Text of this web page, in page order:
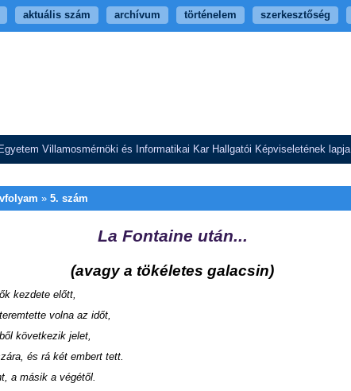
aktuális szám archívum történelem szerkesztőség
Villamosmérnöki és Informatikai Kar Hallgatói Képviseletének lapja
» 5. szám
La Fontaine után...
(avagy a tökéletes galacsin)
kezdete előtt,
volna az időt,
következik jelet,
és rá két embert tett.
a másik a végétől.